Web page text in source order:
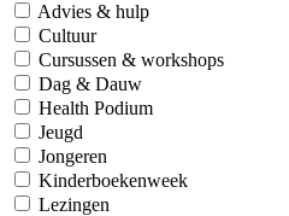
Advies & hulp
Cultuur
Cursussen & workshops
Dag & Dauw
Health Podium
Jeugd
Jongeren
Kinderboekenweek
Lezingen